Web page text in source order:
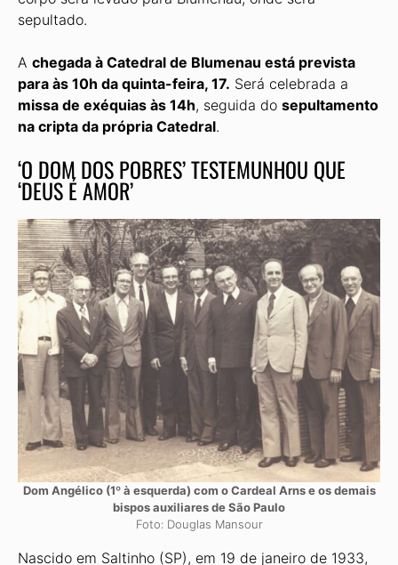
sepultado.
A chegada à Catedral de Blumenau está prevista
para às 10h da quinta-feira, 17. Será celebrada a
missa de exéquias às 14h, seguida do sepultamento
na cripta da própria Catedral.
‘O DOM DOS POBRES’ TESTEMUNHOU QUE
‘DEUS É AMOR’
Dom Angélico (1º à esquerda) com o Cardeal Arns e os demais
bispos auxiliares de São Paulo
Foto: Douglas Mansour
Nascido em Saltinho (SP), em 19 de janeiro de 1933,